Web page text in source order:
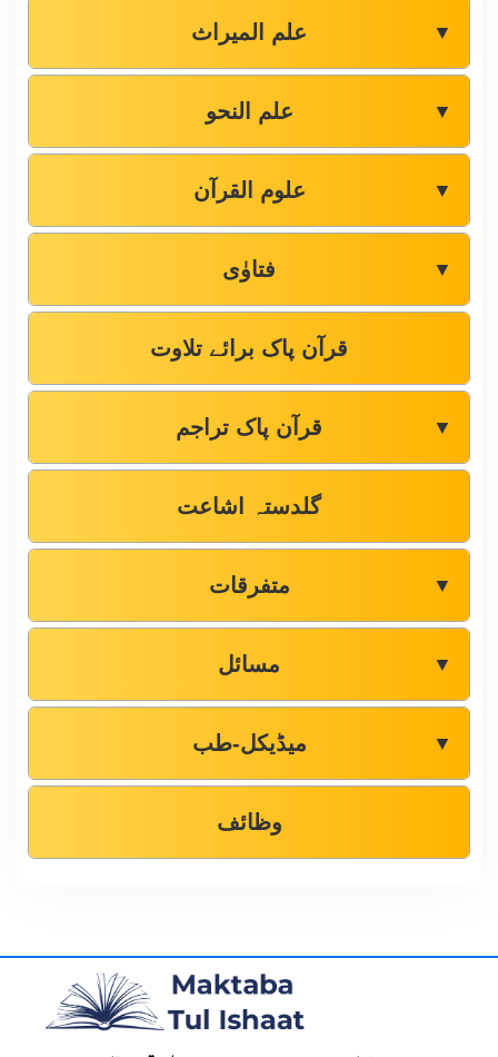
علم المیراث ▼
علم النحو ▼
علوم القرآن ▼
فتاوٰی ▼
قرآن پاک برائے تلاوت
قرآن پاک تراجم ▼
گلدستہ اشاعت
متفرقات ▼
مسائل ▼
میڈیکل-طب ▼
وظائف